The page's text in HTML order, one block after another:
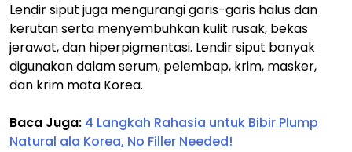
Lendir siput juga mengurangi garis-garis halus dan
kerutan serta menyembuhkan kulit rusak, bekas
jerawat, dan hiperpigmentasi. Lendir siput banyak
digunakan dalam serum, pelembap, krim, masker,
dan krim mata Korea.
Baca Juga: 4 Langkah Rahasia untuk Bibir Plump
Natural ala Korea, No Filler Needed!